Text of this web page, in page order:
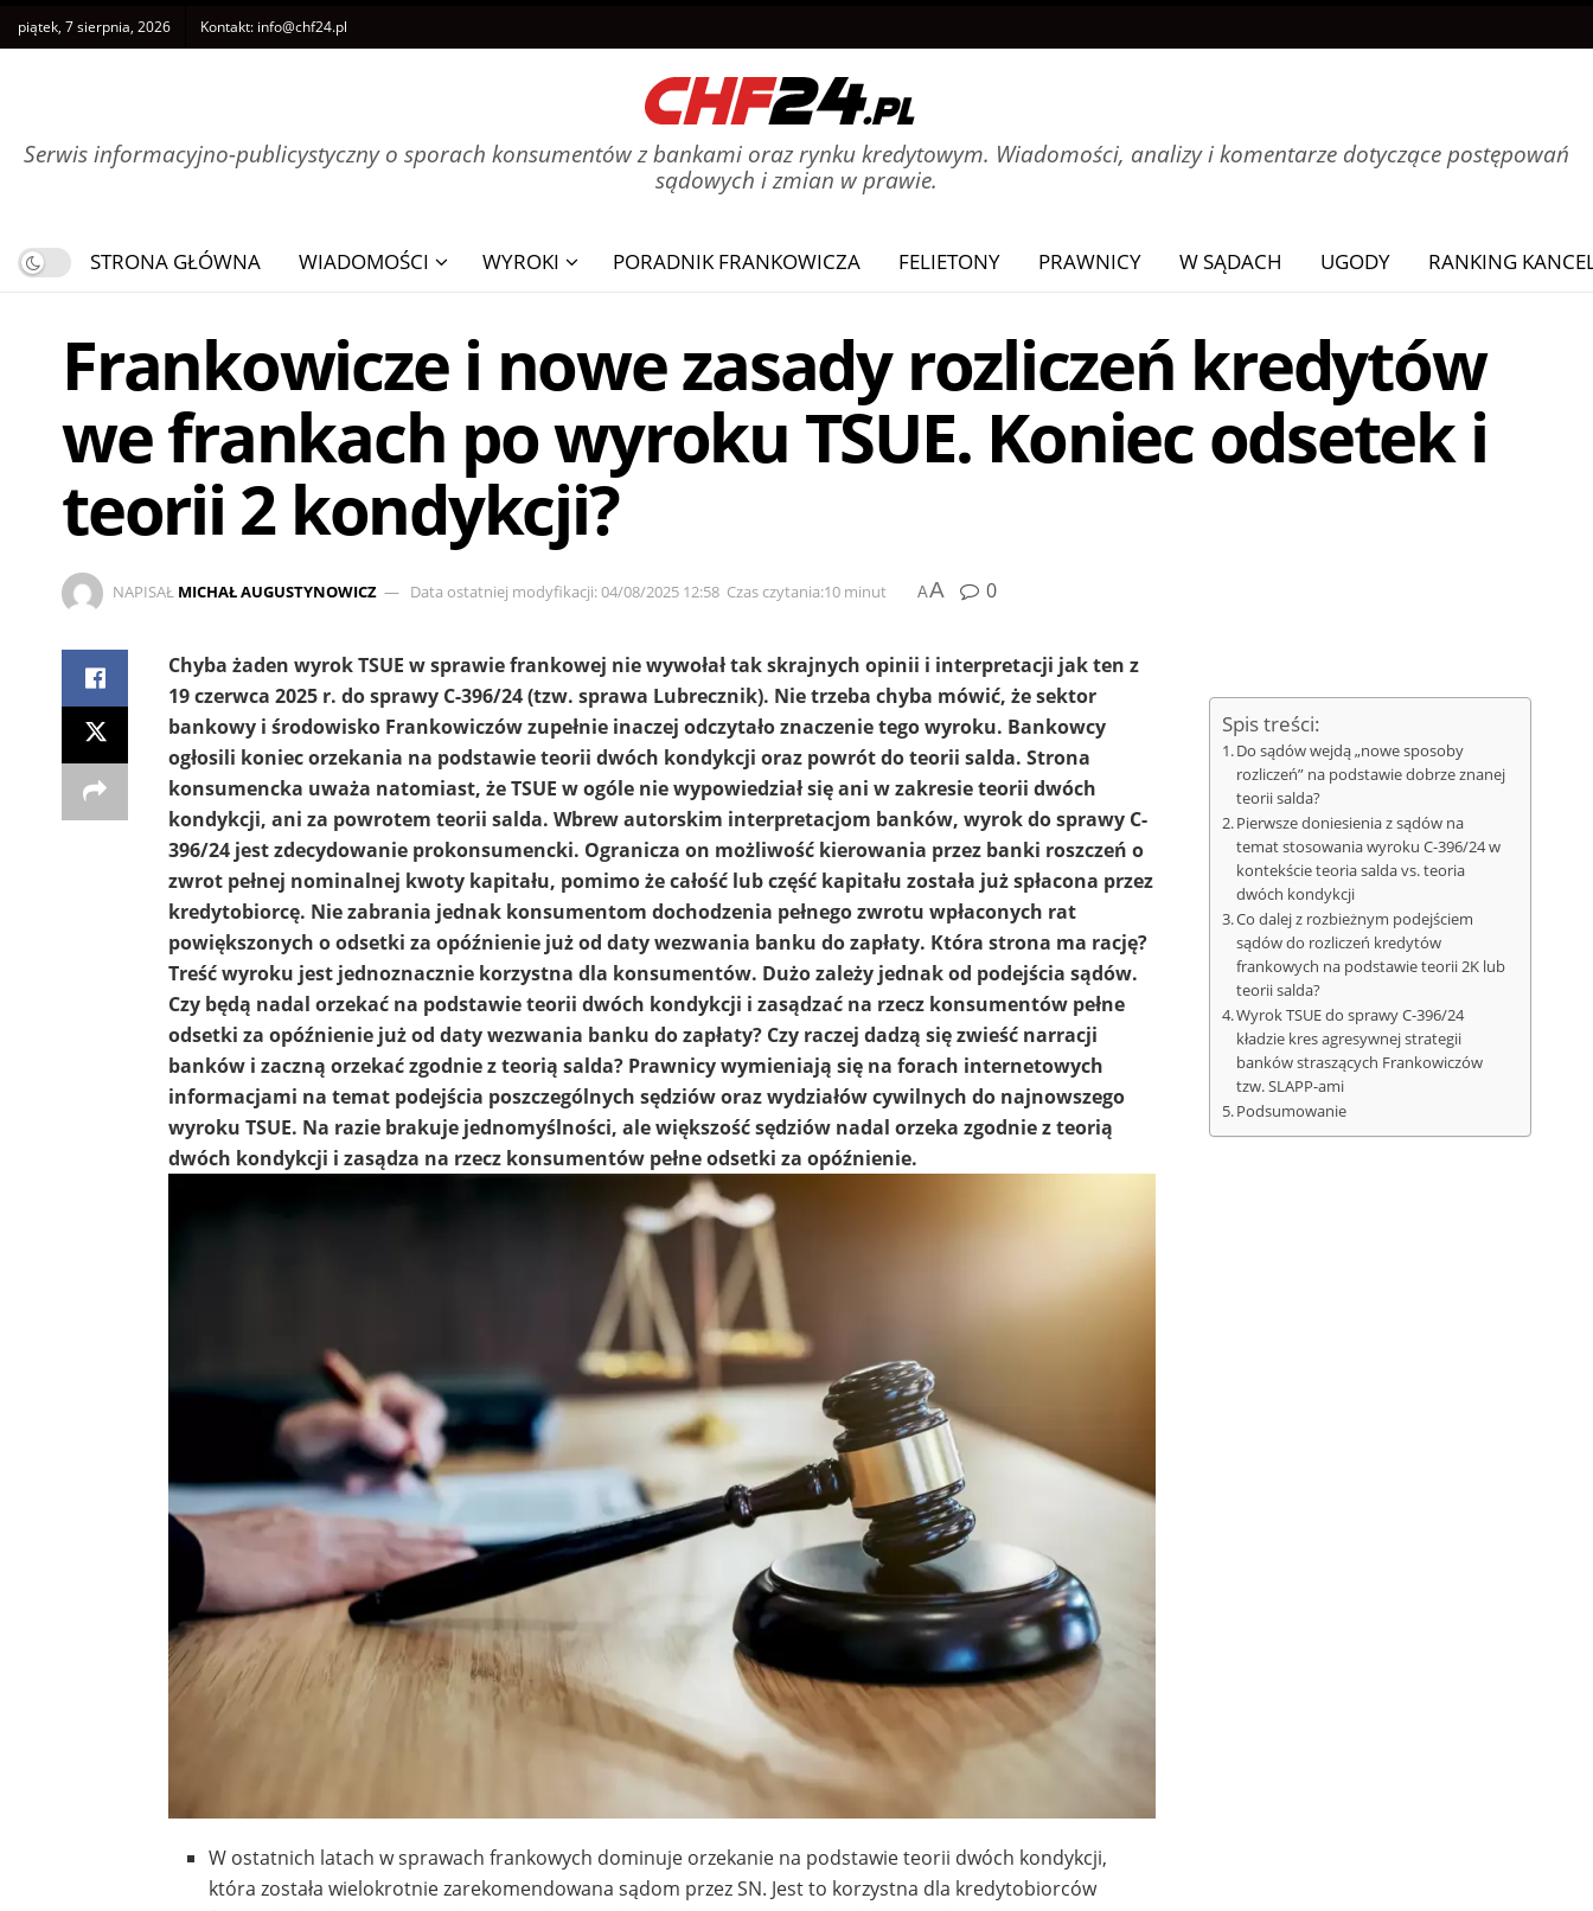
piątek, 7 sierpnia, 2026 Kontakt: info@chf24.pl
Serwis informacyjno-publicystyczny o sporach konsumentów z bankami oraz rynku kredytowym. Wiadomości, analizy i komentarze dotyczące postępowań
sądowych i zmian w prawie.
STRONA GŁÓWNA WIADOMOŚCI WYROKI PORADNIK FRANKOWICZA FELIETONY PRAWNICY W SĄDACH UGODY RANKING
Frankowicze i nowe zasady rozliczeń kredytów
we frankach po wyroku TSUE. Koniec odsetek i
teorii 2 kondykcji?
NAPISAŁ MICHAŁ AUGUSTYNOWICZ Data ostatniej modyfikacji: 04/08/2025 12:58 Czas czytania:10 minut AA 0
Chyba żaden wyrok TSUE w sprawie frankowej nie wywołał tak skrajnych opinii i interpretacji jak ten z
19 czerwca 2025 r. do sprawy C-396/24 (tzw. sprawa Lubrecznik). Nie trzeba chyba mówić, że sektor
bankowy i środowisko Frankowiczów zupełnie inaczej odczytało znaczenie tego wyroku. Bankowcy
ogłosili koniec orzekania na podstawie teorii dwóch kondykcji oraz powrót do teorii salda. Strona
konsumencka uważa natomiast, że TSUE w ogóle nie wypowiedział się ani w zakresie teorii dwóch
kondykcji, ani za powrotem teorii salda. Wbrew autorskim interpretacjom banków, wyrok do sprawy C-
396/24 jest zdecydowanie prokonsumencki. Ogranicza on możliwość kierowania przez banki roszczeń o
zwrot pełnej nominalnej kwoty kapitału, pomimo że całość lub część kapitału została już spłacona przez
kredytobiorcę. Nie zabrania jednak konsumentom dochodzenia pełnego zwrotu wpłaconych rat
powiększonych o odsetki za opóźnienie już od daty wezwania banku do zapłaty. Która strona ma rację?
Treść wyroku jest jednoznacznie korzystna dla konsumentów. Dużo zależy jednak od podejścia sądów.
Czy będą nadal orzekać na podstawie teorii dwóch kondykcji i zasądzać na rzecz konsumentów pełne
odsetki za opóźnienie już od daty wezwania banku do zapłaty? Czy raczej dadzą się zwieść narracji
banków i zaczną orzekać zgodnie z teorią salda? Prawnicy wymieniają się na forach internetowych
informacjami na temat podejścia poszczególnych sędziów oraz wydziałów cywilnych do najnowszego
wyroku TSUE. Na razie brakuje jednomyślności, ale większość sędziów nadal orzeka zgodnie z teorią
dwóch kondykcji i zasądza na rzecz konsumentów pełne odsetki za opóźnienie.
W ostatnich latach w sprawach frankowych dominuje orzekanie na podstawie teorii dwóch kondykcji,
która została wielokrotnie zarekomendowana sądom przez SN. Jest to korzystna dla kredytobiorców
Spis treści:
Do sądów wejdą „nowe sposoby
rozliczeń” na podstawie dobrze znanej
teorii salda?
Pierwsze doniesienia z sądów na
temat stosowania wyroku C-396/24 w
kontekście teoria salda vs. teoria
dwóch kondykcji
Co dalej z rozbieżnym podejściem
sądów do rozliczeń kredytów
frankowych na podstawie teorii 2K lub
teorii salda?
Wyrok TSUE do sprawy C-396/24
kładzie kres agresywnej strategii
banków straszących Frankowiczów
tzw. SLAPP-ami
Podsumowanie